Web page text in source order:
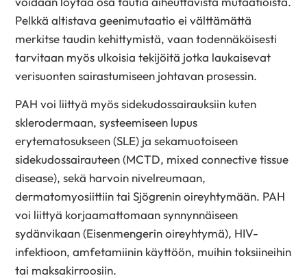
Pelkkä altistava geenimutaatio ei välttämättä
merkitse taudin kehittymistä, vaan todennäköisesti
tarvitaan myös ulkoisia tekijöitä jotka laukaisevat
verisuonten sairastumiseen johtavan prosessin.
PAH voi liittyä myös sidekudossairauksiin kuten
sklerodermaan, systeemiseen lupus
erytematosukseen (SLE) ja sekamuotoiseen
sidekudossairauteen (MCTD, mixed connective tissue
disease), sekä harvoin nivelreumaan,
dermatomyosiittiin tai Sjögrenin oireyhtymään. PAH
voi liittyä korjaamattomaan synnynnäiseen
sydänvikaan (Eisenmengerin oireyhtymä), HIV-
infektioon, amfetamiinin käyttöön, muihin toksiineihin
tai maksakirroosiin.